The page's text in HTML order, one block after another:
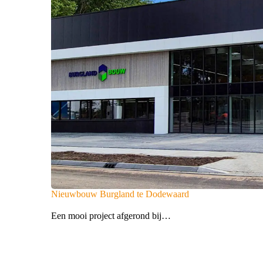
Nieuwbouw Burgland te Dodewaard
Een mooi project afgerond bij…